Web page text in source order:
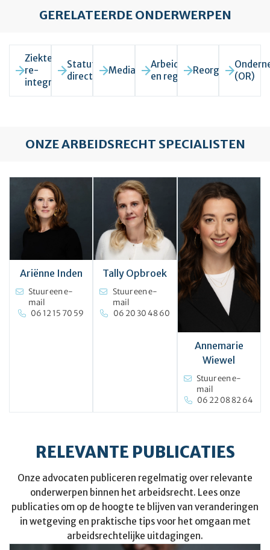
GERELATEERDE ONDERWERPEN
Ziekte en
re-
integratie
Statutair
directeur
Mediation
Arbeidsovereenkomst
en reglementen
Reorganisatie
(OR)
ONZE ARBEIDSRECHT SPECIALISTEN
Ariënne Inden
Stuur een e-
mail
06 12 15 70 59
Tally Opbroek
Stuur een e-
mail
06 20 30 48 60
Annemarie
Wiewel
Stuur een e-
mail
06 22 08 82 64
RELEVANTE PUBLICATIES
Onze advocaten publiceren regelmatig over relevante
onderwerpen binnen het arbeidsrecht. Lees onze
publicaties om op de hoogte te blijven van veranderingen
in wetgeving en praktische tips voor het omgaan met
arbeidsrechtelijke uitdagingen.